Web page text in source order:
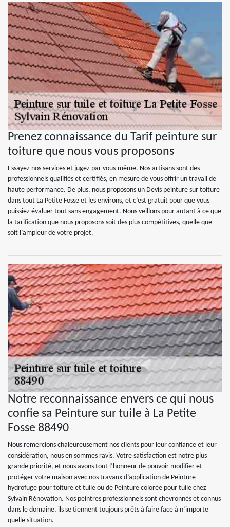
Prenez connaissance du Tarif peinture sur
toiture que nous vous proposons
Essayez nos services et jugez par vous-même. Nos artisans sont des
professionnels qualifiés et certifiés, en mesure de vous offrir un travail de
haute performance. De plus, nous proposons un Devis peinture sur toiture
dans tout La Petite Fosse et les environs, et c’est gratuit pour que vous
puissiez évaluer tout sans engagement. Nous veillons pour autant à ce que
la tarification que nous proposons soit des plus compétitives, quelle que
soit l’ampleur de votre projet.
Notre reconnaissance envers ce qui nous
confie sa Peinture sur tuile à La Petite
Fosse 88490
Nous remercions chaleureusement nos clients pour leur confiance et leur
considération, nous en sommes ravis. Votre satisfaction est notre plus
grande priorité, et nous avons tout l’honneur de pouvoir modifier et
protéger votre maison avec nos travaux d’application de Peinture
hydrofuge pour toiture et tuile ou de Peinture colorée pour tuile chez
Sylvain Rénovation. Nos peintres professionnels sont chevronnés et connus
dans le domaine, ils se tiennent toujours prêts à faire face à n’importe
quelle situation.